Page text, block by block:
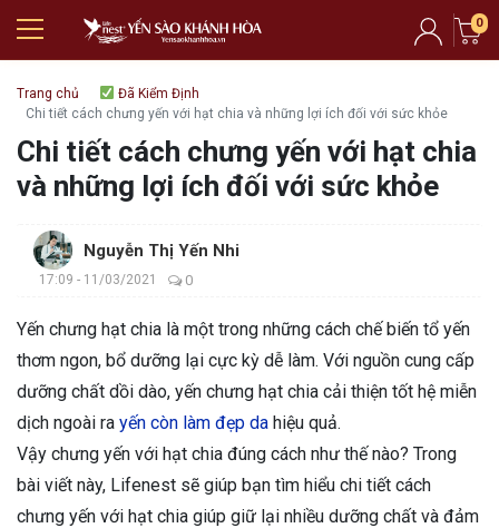
0
Trang chủ
Đã Kiểm Định
Chi tiết cách chưng yến với hạt chia và những lợi ích đối với sức khỏe
Chi tiết cách chưng yến với hạt chia
và những lợi ích đối với sức khỏe
Nguyễn Thị Yến Nhi
17:09 - 11/03/2021 0
Yến chưng hạt chia là một trong những cách chế biến tổ yến
thơm ngon, bổ dưỡng lại cực kỳ dễ làm. Với nguồn cung cấp
dưỡng chất dồi dào, yến chưng hạt chia cải thiện tốt hệ miễn
dịch ngoài ra yến còn làm đẹp da hiệu quả.
Vậy chưng yến với hạt chia đúng cách như thế nào? Trong
bài viết này, Lifenest sẽ giúp bạn tìm hiểu chi tiết cách
chưng yến với hạt chia giúp giữ lại nhiều dưỡng chất và đảm